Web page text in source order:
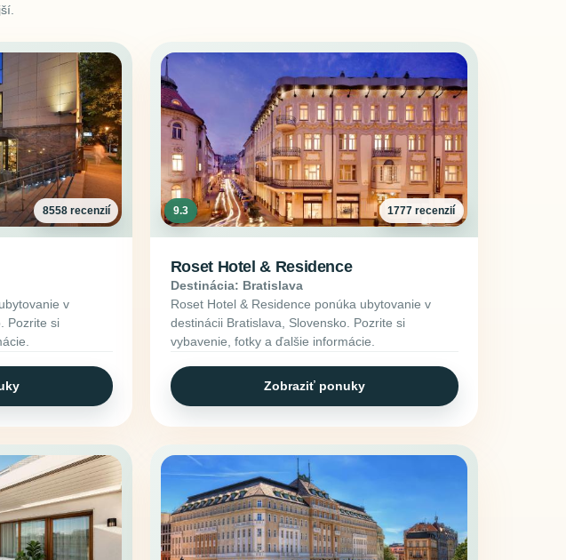
8558 recenzií
v
Pozrite si
9.3 1777 recenzií
Roset Hotel & Residence
Destinácia: Bratislava
Roset Hotel & Residence ponúka ubytovanie v
destinácii Bratislava, Slovensko. Pozrite si
vybavenie, fotky a ďalšie informácie.
Zobraziť ponuky